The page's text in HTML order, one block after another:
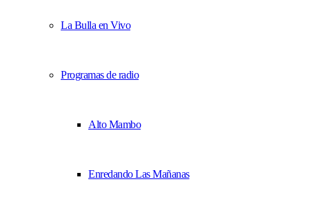
La Bulla en Vivo
Programas de radio
Alto Mambo
Enredando Las Mañanas